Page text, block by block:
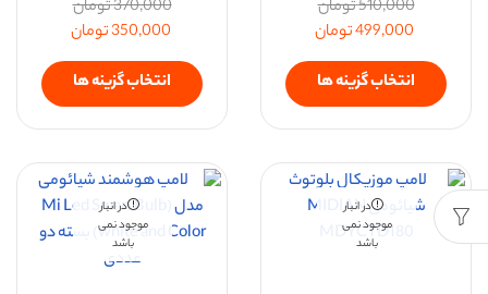
510,000تومان
499,000تومان
انتخاب گزینه ها
370,000تومان
350,000تومان
انتخاب گزینه ها
در انبار
موجود نمی
باشد
در انبار
موجود نمی
باشد